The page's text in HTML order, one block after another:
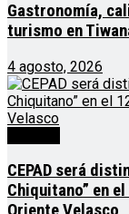
Gastronomía,
turismo en
4 agosto, 2026
CEPAD será
Chiquitano” en